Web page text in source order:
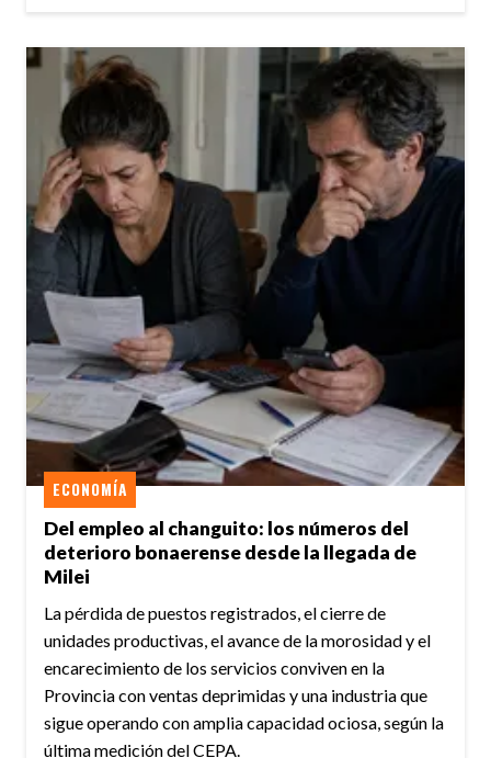
Del empleo al changuito: los números del
deterioro bonaerense desde la llegada de
Milei
ECONOMÍA
La pérdida de puestos registrados, el cierre de
unidades productivas, el avance de la morosidad y el
encarecimiento de los servicios conviven en la
Provincia con ventas deprimidas y una industria que
sigue operando con amplia capacidad ociosa, según la
última medición del CEPA.